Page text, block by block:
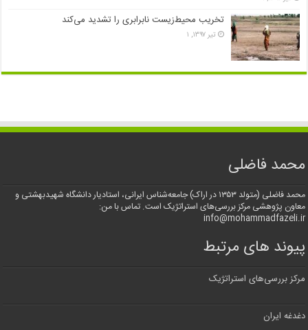
تخریب محیط‌زیست نابرابری را تشدید می‌کند
تیر ۱۳۹۷, ۱
محمد فاضلی
محمد فاضلی (متولد ۱۳۵۳ در اراک) جامعه‌شناس ایرانی، استادیار دانشگاه شهیدبهشتی و
معاون پژوهشی مرکز بررسی‌های استراتژیک است. تماس با من:
info@mohammadfazeli.ir
پیوند های مرتبط
مرکز بررسی‌های استراتژیک
دغدغه ایران